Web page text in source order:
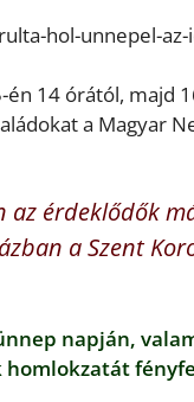
hol-unnepel-
14 órától, majd
a Magyar
érdeklődők
a Szent
napján,